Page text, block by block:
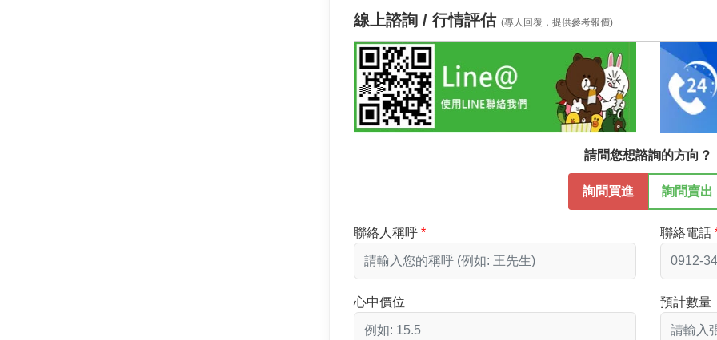
線上諮詢 / 行情評估(專人回覆，提供參考報價)
請問您想諮詢的方向？
詢問買進 詢問賣出
聯絡人稱呼 聯絡電話
心中價位 預計數量